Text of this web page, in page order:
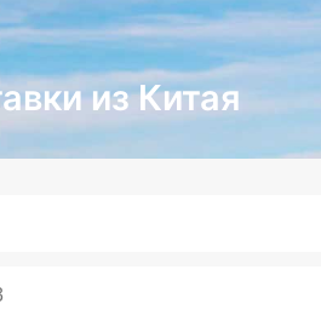
из Китая